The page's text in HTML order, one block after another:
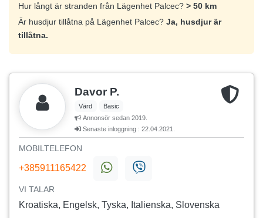
Hur långt är stranden från Lägenhet Palcec? > 50 km
Är husdjur tillåtna på Lägenhet Palcec? Ja, husdjur är
tillåtna.
Davor P.
Värd
Basic
Annonsör sedan 2019.
Senaste inloggning : 22.04.2021.
MOBILTELEFON
+385911165422
VI TALAR
Kroatiska, Engelsk, Tyska, Italienska, Slovenska